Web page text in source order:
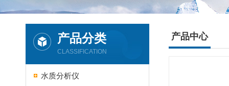
产品分类
CLASSIFICATION
水质分析仪
产品中心